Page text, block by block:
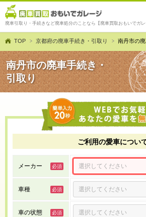
廃車引取り・手続きなど廃車処分のことなら【廃車買取おもいでガレ
TOP 京都府の廃車手続き・引取り 南丹市の
南丹市の廃車手続き・
引取り
ご利用の愛車につい
メーカー
車種
車の状態